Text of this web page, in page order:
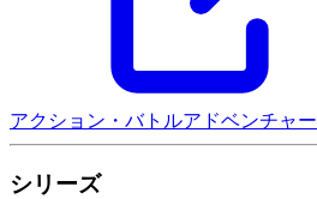
アクション・バトルアドベンチャー
シリーズ